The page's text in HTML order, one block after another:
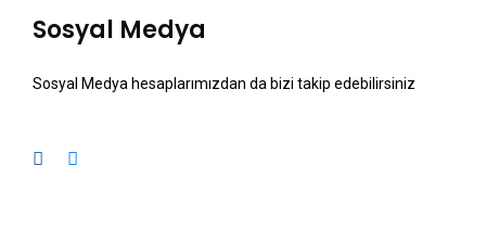
Sosyal Medya
Sosyal Medya hesaplarımızdan da bizi takip edebilirsiniz